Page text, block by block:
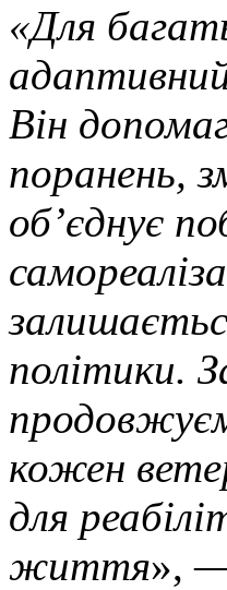
«Для
Він
поранень,
об’єднує
політики.
кожен
для
життя»,